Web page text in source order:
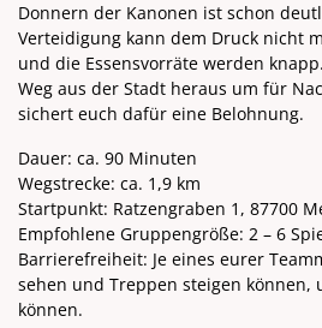
Donnern der Kanonen ist schon
Verteidigung kann dem Druck nicht
und die Essensvorräte werden
Weg aus der Stadt heraus um für
sichert euch dafür eine Belohnung.
Dauer: ca. 90 Minuten
Wegstrecke: ca. 1,9 km
Startpunkt: Ratzengraben 1, 87700
Empfohlene Gruppengröße: 2 – 6
Barrierefreiheit: Je eines eurer
sehen und Treppen steigen können,
können.